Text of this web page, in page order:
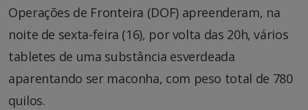
Operações de Fronteira (DOF) apreenderam, na
noite de sexta-feira (16), por volta das 20h, vários
tabletes de uma substância esverdeada
aparentando ser maconha, com peso total de 780
quilos.